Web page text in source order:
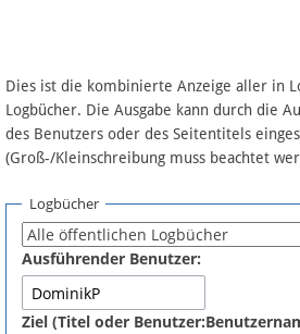
Artikel nach Kategorien
FAQ
Fördermitglied werden
Fehler melden
Dies ist die kombinierte Anzeige aller in
Logbücher. Die Ausgabe kann durch die
des Benutzers oder des Seitentitels
(Groß-/Kleinschreibung muss beachtet
Logbücher
Ausführender Benutzer:
Ziel (Titel oder